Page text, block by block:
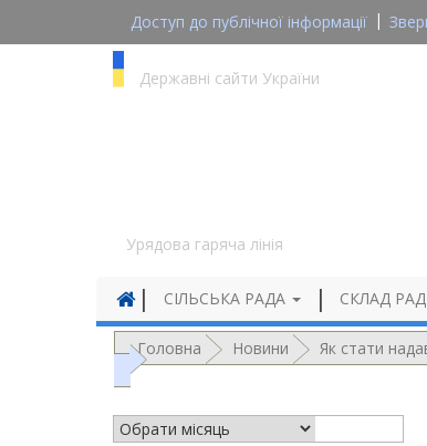
Доступ до публічної інформації
Державні сайти України
Урядова гаряча лінія
СІЛЬСЬКА РАДА СКЛАД
Головна Новини Як стати
АРХІВ НОВИН